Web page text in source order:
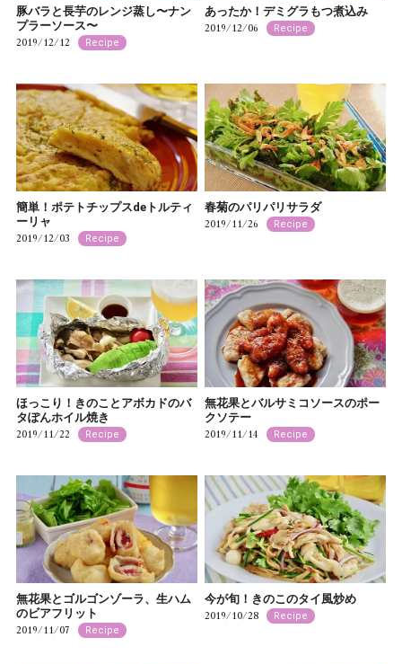
豚バラと長芋のレンジ蒸し〜ナン
プラーソース〜
2019/12/12 Recipe
あったか！デミグラもつ煮込み
2019/12/06 Recipe
簡単！ポテトチップスdeトルティ
ーリャ
2019/12/03 Recipe
春菊のパリパリサラダ
2019/11/26 Recipe
ほっこり！きのことアボカドのバ
タぽんホイル焼き
2019/11/22 Recipe
無花果とバルサミコソースのポー
クソテー
2019/11/14 Recipe
無花果とゴルゴンゾーラ、生ハム
のビアフリット
2019/11/07 Recipe
今が旬！きのこのタイ風炒め
2019/10/28 Recipe